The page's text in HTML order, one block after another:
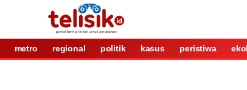
metro regional politik kasus peristiwa